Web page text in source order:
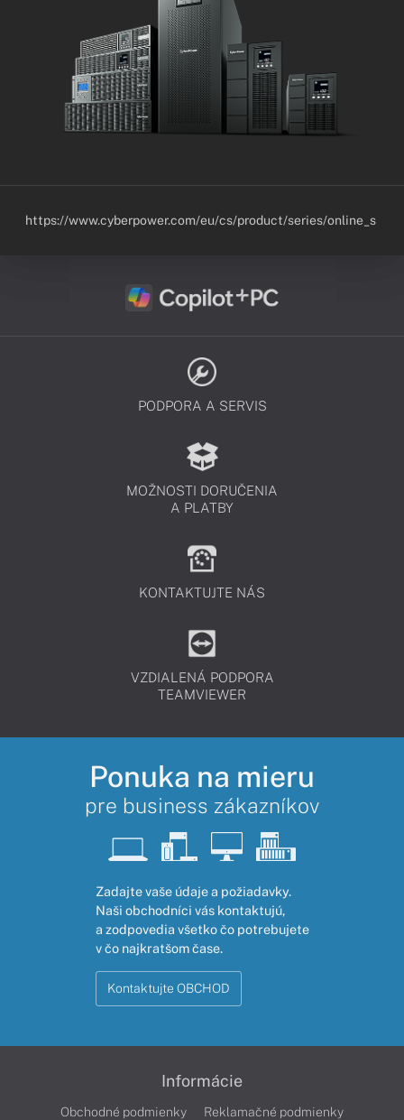
https://www.cyberpower.com/eu/cs/product/series/online_s
PODPORA A SERVIS
MOŽNOSTI DORUČENIA
A PLATBY
KONTAKTUJTE NÁS
VZDIALENÁ PODPORA
TEAMVIEWER
Ponuka na mieru
pre business zákazníkov
Zadajte vaše údaje a požiadavky.
Naši obchodníci vás kontaktujú,
a zodpovedia všetko čo potrebujete
v čo najkratšom čase.
Kontaktujte OBCHOD
Informácie
Obchodné podmienky
Reklamačné podmienky